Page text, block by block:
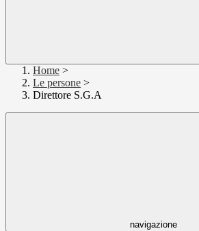
Home >
Le persone >
Direttore S.G.A
navigazione